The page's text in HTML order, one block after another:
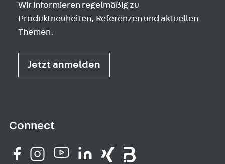
Wir informieren regelmäßig zu
Produktneuheiten, Referenzen und aktuellen
Themen.
Jetzt anmelden
Connect